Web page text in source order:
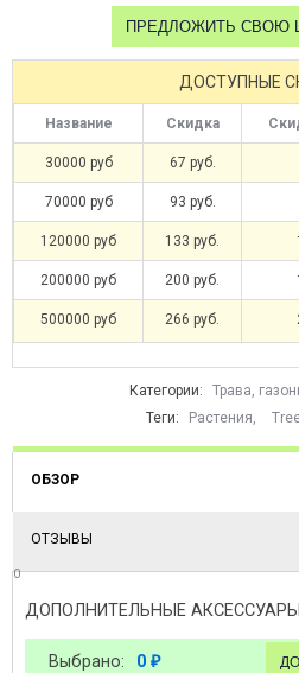
ПРЕДЛОЖИТЬ СВОЮ
ДОСТУПНЫЕ
Название Скидка
30000 руб 67 руб.
70000 руб 93 руб.
120000 руб 133 руб.
200000 руб 200 руб.
500000 руб 266 руб.
Категории: Трава,
Теги:
Растения,
ОБЗОР
ОТЗЫВЫ
0
ДОПОЛНИТЕЛЬНЫЕ АКСЕССУАРЫ
Выбрано: 0 ₽